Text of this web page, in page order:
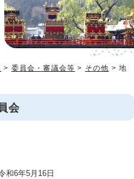
> 委員会・審議会等 > その他 > 地
会
6年5月16日